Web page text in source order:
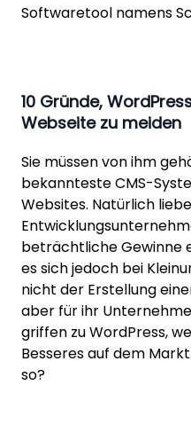
Softwaretool namens
10 Gründe,
Webseite zu meiden
Sie müssen von ihm
bekannteste CMS-
Websites. Natürlich
beträchtliche Gewinne
es sich jedoch bei
nicht der Erstellung
aber für ihr
griffen zu WordPress,
Besseres auf dem
so?